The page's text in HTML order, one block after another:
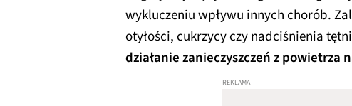
wykluczeniu wpływu innych chorób.
otyłości, cukrzycy czy nadciśnienia
działanie zanieczyszczeń z powietrza